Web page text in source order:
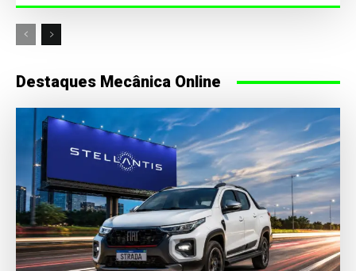
Destaques Mecânica Online